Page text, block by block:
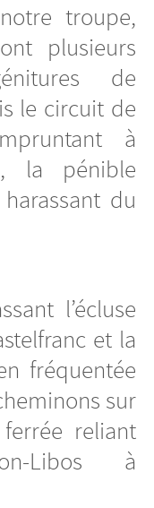
troupe,
plusieurs
de
le circuit de
à
la pénible
du
l’écluse
et la
fréquentée
sur
reliant
Libos à